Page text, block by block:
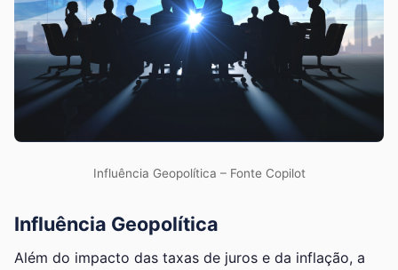
Influência Geopolítica – Fonte Copilot
Influência Geopolítica
Além do impacto das taxas de juros e da inflação, a